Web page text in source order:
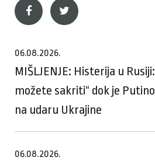
06.08.2026.
MIŠLJENJE: Histerija u
možete sakriti“ dok je
na udaru Ukrajine
06.08.2026.